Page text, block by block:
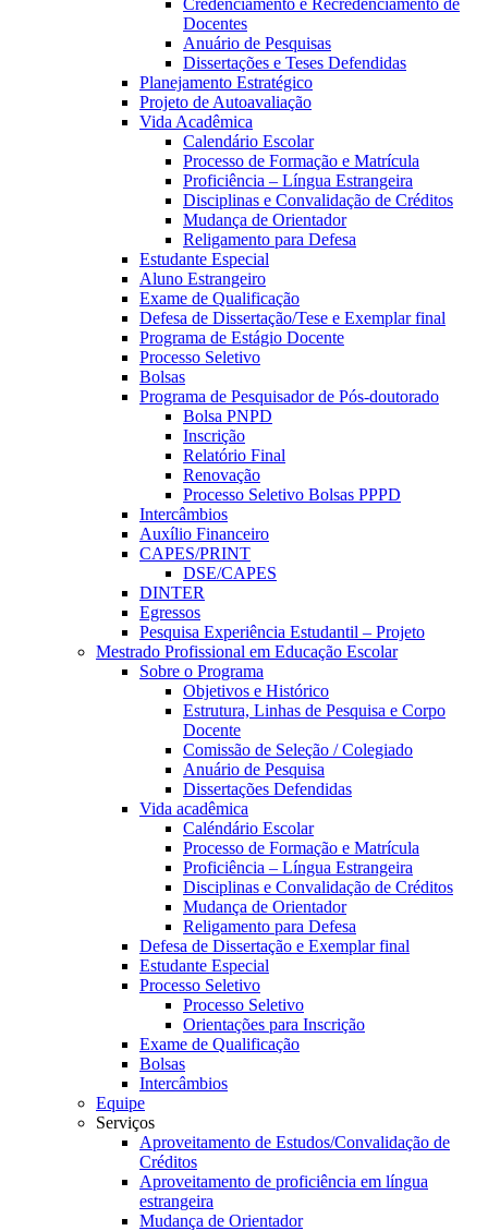
Credenciamento e Recredenciamento de
Docentes
Anuário de Pesquisas
Dissertações e Teses Defendidas
Planejamento Estratégico
Projeto de Autoavaliação
Vida Acadêmica
Calendário Escolar
Processo de Formação e Matrícula
Proficiência – Língua Estrangeira
Disciplinas e Convalidação de Créditos
Mudança de Orientador
Religamento para Defesa
Estudante Especial
Aluno Estrangeiro
Exame de Qualificação
Defesa de Dissertação/Tese e Exemplar final
Programa de Estágio Docente
Processo Seletivo
Bolsas
Programa de Pesquisador de Pós-doutorado
Bolsa PNPD
Inscrição
Relatório Final
Renovação
Processo Seletivo Bolsas PPPD
Intercâmbios
Auxílio Financeiro
CAPES/PRINT
DSE/CAPES
DINTER
Egressos
Pesquisa Experiência Estudantil – Projeto
Mestrado Profissional em Educação Escolar
Sobre o Programa
Objetivos e Histórico
Estrutura, Linhas de Pesquisa e Corpo
Docente
Comissão de Seleção / Colegiado
Anuário de Pesquisa
Dissertações Defendidas
Vida acadêmica
Caléndário Escolar
Processo de Formação e Matrícula
Proficiência – Língua Estrangeira
Disciplinas e Convalidação de Créditos
Mudança de Orientador
Religamento para Defesa
Defesa de Dissertação e Exemplar final
Estudante Especial
Processo Seletivo
Processo Seletivo
Orientações para Inscrição
Exame de Qualificação
Bolsas
Intercâmbios
Equipe
Serviços
Aproveitamento de Estudos/Convalidação de
Créditos
Aproveitamento de proficiência em língua
estrangeira
Mudança de Orientador